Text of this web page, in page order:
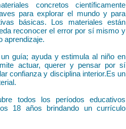
concretos científicamente
para explorar el mundo y para
básicas. Los materiales están
reconocer el error por sí mismo y
aprendizaje.
guía; ayuda y estimula al niño en
actuar, querer y pensar por sí
confianza y disciplina interior.Es un
todos los períodos educativos
18 años brindando un currículo